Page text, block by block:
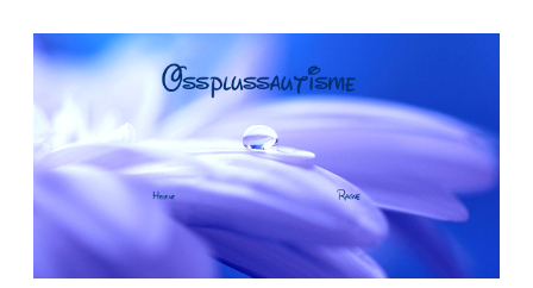
Skip
to
content